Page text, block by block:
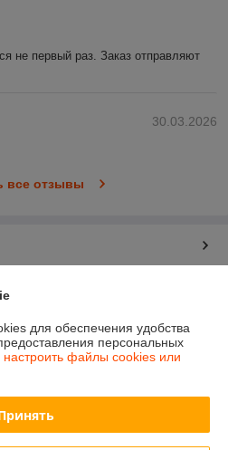
не первый раз. Заказ отправляют
30.03.2026
все отзывы
для обеспечения удобства
персональных
файлы cookies или